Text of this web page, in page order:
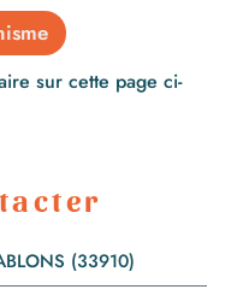
sur cette page ci-